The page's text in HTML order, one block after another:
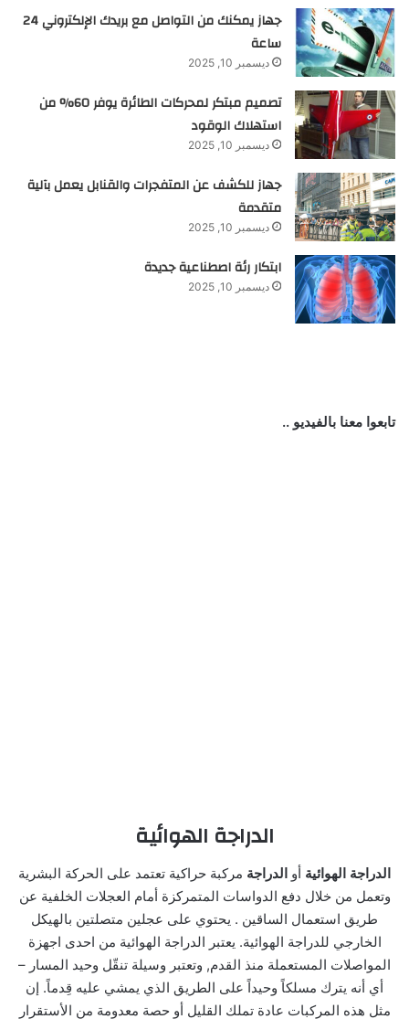
جهاز يمكنك من التواصل مع بريدك الإلكتروني 24
ساعة
ديسمبر 10, 2025
تصميم مبتكر لمحركات الطائرة يوفر 60% من
استهلاك الوقود
ديسمبر 10, 2025
جهاز للكشف عن المتفجرات والقنابل يعمل بآلية
متقدمة
ديسمبر 10, 2025
ابتكار رئة اصطناعية جديدة
ديسمبر 10, 2025
تابعوا معنا بالفيديو ..
الدراجة الهوائية
الدراجة الهوائية أو الدراجة مركبة حراكية تعتمد على الحركة البشرية
وتعمل من خلال دفع الدواسات المتمركزة أمام العجلات الخلفية عن
طريق استعمال الساقين . يحتوي على عجلين متصلتين بالهيكل
الخارجي للدراجة الهوائية. يعتبر الدراجة الهوائية من احدى اجهزة
المواصلات المستعملة منذ القدم, وتعتبر وسيلة تنقّل وحيد المسار –
أي أنه يترك مسلكاً وحيداً على الطريق الذي يمشي عليه قِدماً. إن
مثل هذه المركبات عادة تملك القليل أو حصة معدومة من الأستقرار